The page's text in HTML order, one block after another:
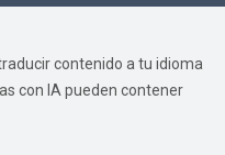
contenido a tu idioma
con IA pueden contener